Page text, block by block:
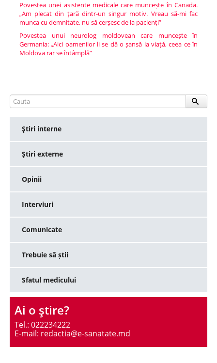
Povestea unei asistente medicale care muncește în Canada.
„Am plecat din țară dintr-un singur motiv. Vreau să-mi fac
munca cu demnitate, nu să cerșesc de la pacienți”
Povestea unui neurolog moldovean care muncește în
Germania: „Aici oamenilor li se dă o șansă la viață, ceea ce în
Moldova rar se întâmplă”
Ştiri interne
Ştiri externe
Opinii
Interviuri
Comunicate
Trebuie să știi
Sfatul medicului
Ai o ştire?
Tel.: 022234222
E-mail: redactia@e-sanatate.md